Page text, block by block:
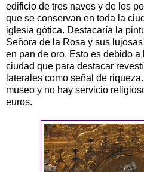
edificio de tres naves y de los
que se conservan en toda la
iglesia gótica. Destacaría la
Señora de la Rosa y sus
en pan de oro. Esto es debido
ciudad que para destacar
laterales como señal de
museo y no hay servicio
euros.